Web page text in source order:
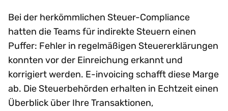
Bei der herkömmlichen Steuer-Compliance
hatten die Teams für indirekte Steuern einen
Puffer: Fehler in regelmäßigen Steuererklärungen
konnten vor der Einreichung erkannt und
korrigiert werden. E-invoicing schafft diese Marge
ab. Die Steuerbehörden erhalten in Echtzeit einen
Überblick über Ihre Transaktionen,